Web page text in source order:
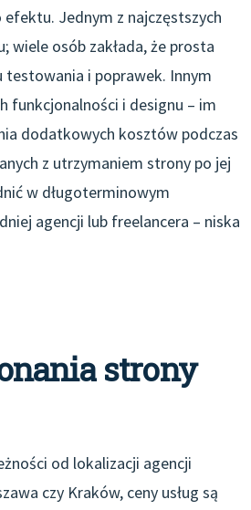
Jednym z najczęstszych
wiele osób zakłada, że prosta
i poprawek. Innym
funkcjonalności i designu – im
dodatkowych kosztów podczas
z utrzymaniem strony po jej
w długoterminowym
agencji lub freelancera – niska
strony
od lokalizacji agencji
czy Kraków, ceny usług są